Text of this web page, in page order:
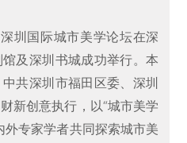
圳国际城市美学论坛在深
及深圳书城成功举行。本
共深圳市福田区委、深圳
新创意执行，以“城市美学
外专家学者共同探索城市美